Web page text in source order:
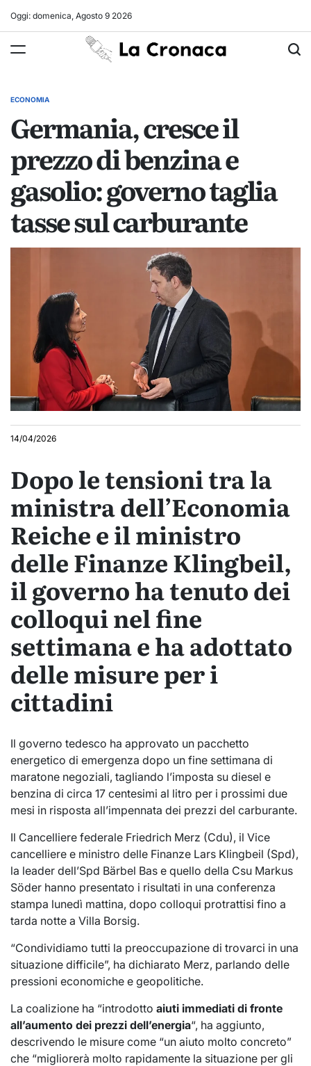
Oggi: domenica, Agosto 9 2026
La
Cronaca
POSTED
ECONOMIA
Germania, cresce il
prezzo di benzina e
gasolio: governo taglia
tasse sul carburante
14/04/2026
Dopo le tensioni tra la
ministra dell’Economia
Reiche e il ministro
delle Finanze Klingbeil,
il governo ha tenuto dei
colloqui nel fine
settimana e ha adottato
delle misure per i
cittadini
Il governo tedesco ha approvato un pacchetto
energetico di emergenza dopo un fine settimana di
maratone negoziali, tagliando l’imposta su diesel e
benzina di circa 17 centesimi al litro per i prossimi due
mesi in risposta all’impennata dei prezzi del carburante.
Il Cancelliere federale Friedrich Merz (Cdu), il Vice
cancelliere e ministro delle Finanze Lars Klingbeil (Spd),
la leader dell’Spd Bärbel Bas e quello della Csu Markus
Söder hanno presentato i risultati in una conferenza
stampa lunedì mattina, dopo colloqui protrattisi fino a
tarda notte a Villa Borsig.
“Condividiamo tutti la preoccupazione di trovarci in una
situazione difficile”, ha dichiarato Merz, parlando delle
pressioni economiche e geopolitiche.
La coalizione ha “introdotto aiuti immediati di fronte
all’aumento dei prezzi dell’energia“, ha aggiunto,
descrivendo le misure come “un aiuto molto concreto”
che “migliorerà molto rapidamente la situazione per gli